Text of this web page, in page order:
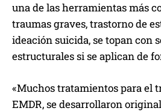
una de las herramientas más
traumas graves, trastorno de
ideación suicida, se topan con
estructurales si se aplican de
«Muchos tratamientos para el
EMDR, se desarrollaron